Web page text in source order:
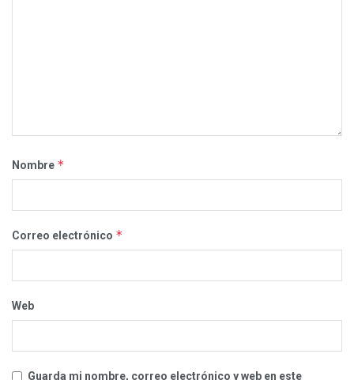
Nombre *
Correo electrónico *
Web
Guarda mi nombre, correo electrónico y web en este